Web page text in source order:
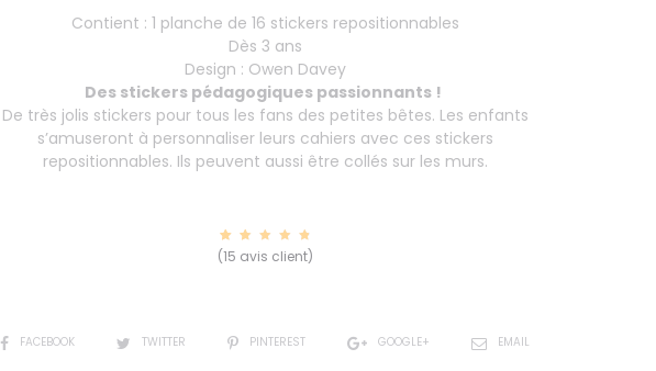
Contient : 1 planche de 16 stickers repositionnables
Dès 3 ans
Design : Owen Davey
Des stickers pédagogiques passionnants !
De très jolis stickers pour tous les fans des petites bêtes. Les enfants
s’amuseront à personnaliser leurs cahiers avec ces stickers
repositionnables. Ils peuvent aussi être collés sur les murs.
Noté
4.93
15
(15 avis client)
SHAREFACEBOOK TWITTER PINTEREST GOOGLE+ EMAIL